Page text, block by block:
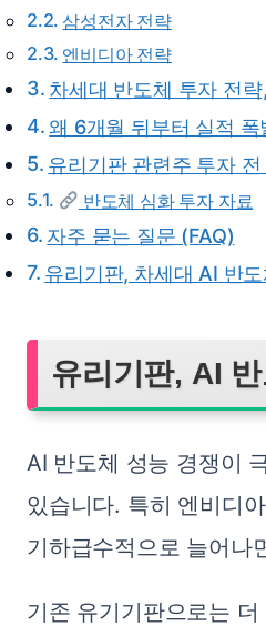
삼성전자 전략
엔비디아 전략
차세대 반도체 투자 전
왜 6개월 뒤부터 실적
유리기판 관련주 투자
반도체 심화 투자 자료
자주 묻는 질문 (FAQ)
유리기판, 차세대 AI 반
유리기판, AI
AI 반도체 성능 경쟁이
있습니다. 특히 엔비디
기하급수적으로 늘어나
기존 유기기판으로는